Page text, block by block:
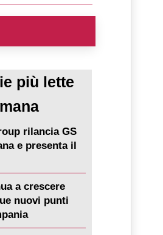
più lette
rilancia GS
e presenta il
a crescere
nuovi punti